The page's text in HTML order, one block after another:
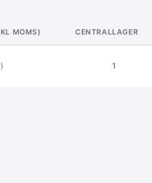
MOMS) CENTRALLAGER
1